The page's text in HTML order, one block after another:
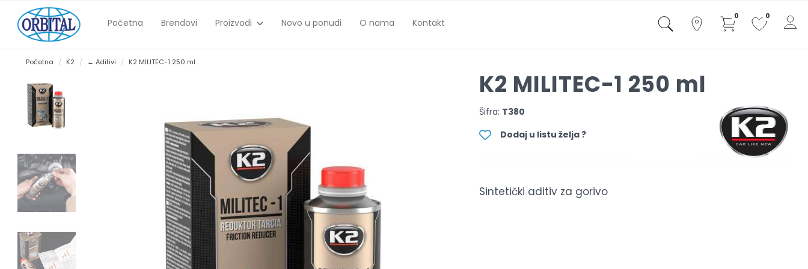
Početna Brendovi Proizvodi Novo u ponudi O nama Kontakt
0 0
Početna K2 ← Aditivi K2 MILITEC-1 250 ml
K2 MILITEC-1 250 ml
Šifra: T380
Dodaj u listu želja ?
Sintetički aditiv za gorivo